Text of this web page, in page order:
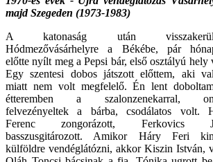
majd Szegeden (1973-1983)
A katonaság után
Hódmezővásárhelyre a Békébe, pár
előtte nyílt meg a Pepsi bár, első osztályú hely
Egy szentesi dobos játszott előttem, aki
miatt nem volt megfelelő. Én lent
étteremben a szalonzenekarral,
felvezényeltek a bárba, csodálatos volt.
Ferenc zongorázott, Ferkovics
basszusgitározott. Amikor Háry Feri
külföldre vendéglátózni, akkor Kiszin István,